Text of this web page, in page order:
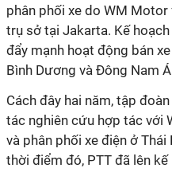
phân phối xe do WM Motor
trụ sở tại Jakarta. Kế
đẩy mạnh hoạt động bán
Bình Dương và Đông Nam
Cách đây hai năm, tập
tác nghiên cứu hợp tác với
và phân phối xe điện ở Thái
thời điểm đó, PTT đã lên